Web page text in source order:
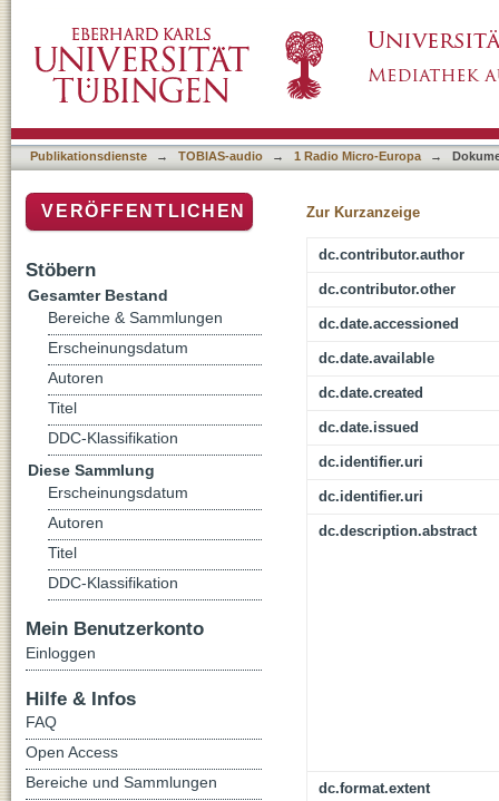
Publikationsdienste → TOBIAS-audio → 1 Radio Micro-Europa →
Zur Kurzanzeige
dc.contributor.author
dc.contributor.other
dc.date.accessioned
dc.date.available
dc.date.created
dc.date.issued
dc.identifier.uri
dc.identifier.uri
dc.description.abstract
dc.format.extent
VERÖFFENTLICHEN
Stöbern
Gesamter Bestand
Bereiche & Sammlungen
Erscheinungsdatum
Autoren
Titel
DDC-Klassifikation
Diese Sammlung
Erscheinungsdatum
Autoren
Titel
DDC-Klassifikation
Mein Benutzerkonto
Einloggen
Hilfe & Infos
FAQ
Open Access
Bereiche und Sammlungen